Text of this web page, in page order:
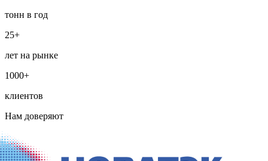
тонн в год
25+
лет на рынке
1000+
клиентов
Нам доверяют